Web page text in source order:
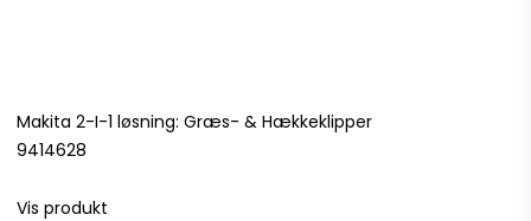
Makita 2-I-1 løsning: Græs- & Hækkeklipper
9414628
Vis produkt